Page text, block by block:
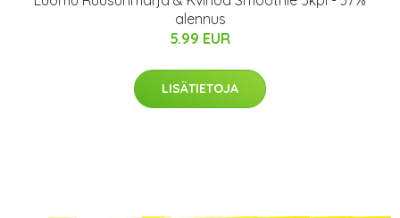
alennus
5.99 EUR
LISÄTIETOJA